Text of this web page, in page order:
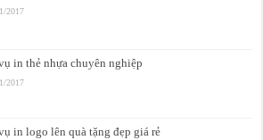
2017
in thẻ nhựa chuyên nghiệp
2017
in logo lên quà tặng đẹp giá rẻ